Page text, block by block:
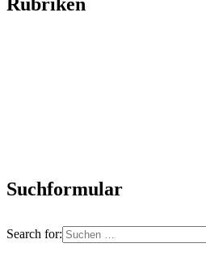
Suchformular
Search for: